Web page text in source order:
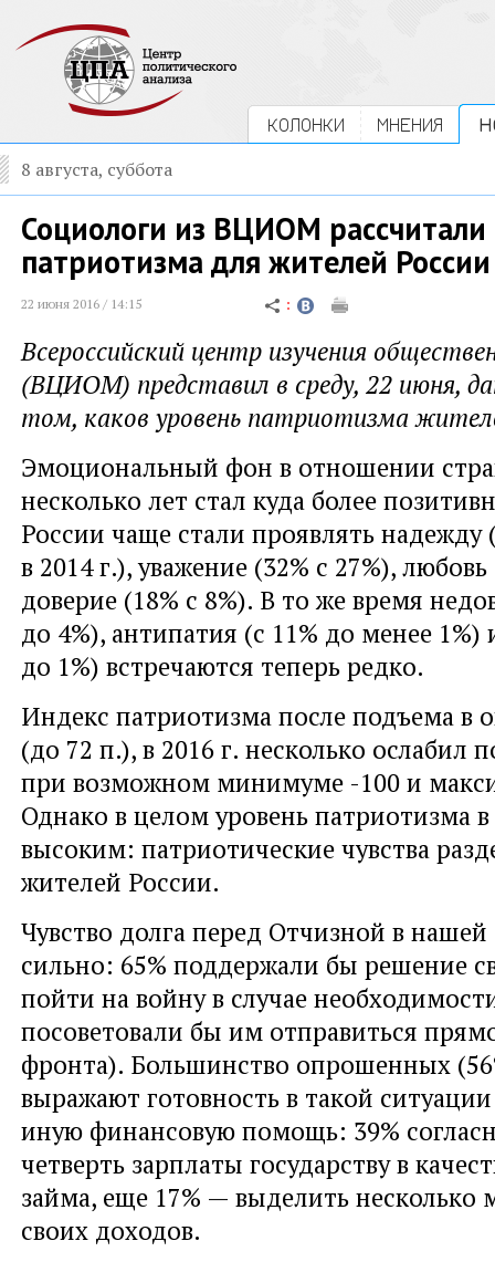
КОЛОНКИ МНЕНИЯ
8 августа, суббота
Социологи из ВЦИОМ рассчитали
патриотизма для жителей России
22 июня 2016 / 14:15
Всероссийский центр изучения
(ВЦИОМ) представил в среду, 22 июня,
том, каков уровень патриотизма
Эмоциональный фон в отношении
несколько лет стал куда более
России чаще стали проявлять надежду
в 2014 г.), уважение (32% с 27%), любовь
доверие (18% с 8%). В то же время
до 4%), антипатия (с 11% до менее 1%)
до 1%) встречаются теперь редко.
Индекс патриотизма после подъема в
(до 72 п.), в 2016 г. несколько ослабил
при возможном минимуме -100 и
Однако в целом уровень патриотизма в
высоким: патриотические чувства
жителей России.
Чувство долга перед Отчизной в нашей
сильно: 65% поддержали бы решение
пойти на войну в случае
посоветовали бы им отправиться
фронта). Большинство опрошенных
выражают готовность в такой
иную финансовую помощь: 39%
четверть зарплаты государству в
займа, еще 17% — выделить несколько
своих доходов.